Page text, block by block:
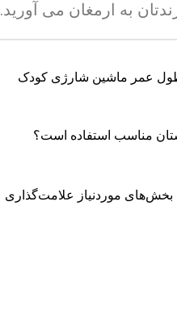
به ارمغان می آورید.
طول عمر ماشین شارژی کودک
مناسب استفاده است؟
بخش‌های موردنیاز علامت‌گذاری